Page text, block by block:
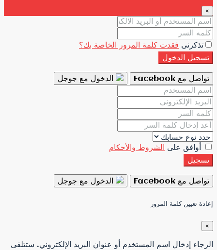
×
تذكرنى فقدت كلمة المرور الخاصة بك؟
تسجيل الدخول
تواصل مع Facebook الدخول مع جوجل
أوافق على
الشروط والأحكام
تسجيل
تواصل مع Facebook الدخول مع جوجل
إعادة تعيين كلمة المرور
×
الرجاء إدخال اسم المستخدم أو عنوان البريد الإلكتروني. ستتلقى